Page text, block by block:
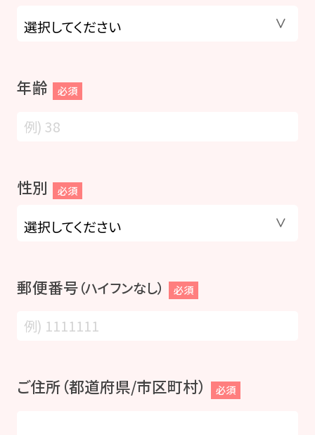
年齢 必須
性別 必須
郵便番号（ハイフンなし） 必須
ご住所（都道府県/市区町村） 必須